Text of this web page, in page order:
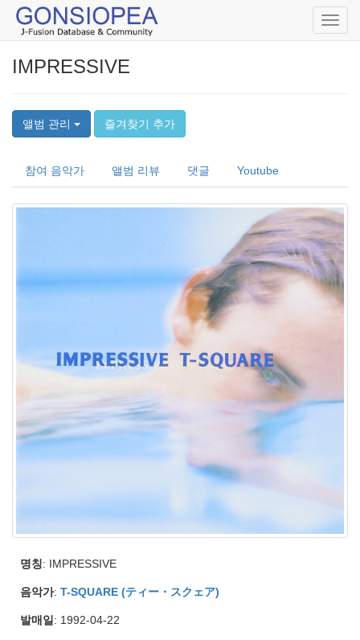
IMPRESSIVE
앨범 관리 즐겨찾기 추가
참여 음악가 앨범 리뷰 댓글 Youtube
명칭: IMPRESSIVE
음악가: T-SQUARE (ティー・スクェア)
발매일 : 1992-04-22